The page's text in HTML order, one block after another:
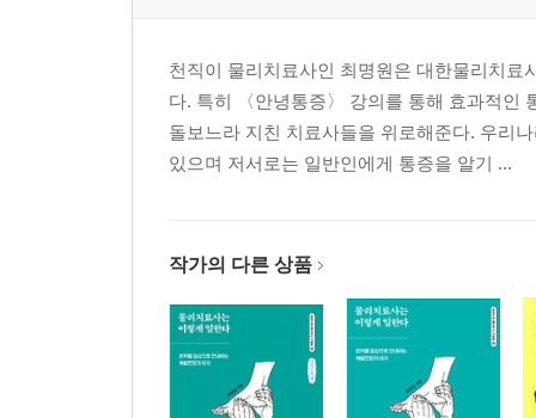
천직이 물리치료사인 최명원은 대한물리치료
다. 특히 〈안녕통증〉 강의를 통해 효과적인
돌보느라 지친 치료사들을 위로해준다. 우리
있으며 저서로는 일반인에게 통증을 알기 ...
작가의 다른 상품